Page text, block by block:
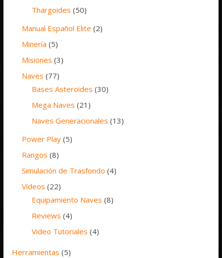
Thargoides (50)
Manual Español Elite (2)
Minería (5)
Misiones (3)
Naves (77)
Bases Asteroides (30)
Mega Naves (21)
Naves Generacionales (13)
Power Play (5)
Rangos (8)
Simulación de Trasfondo (4)
Vídeos (22)
Equipamiento Naves (8)
Reviews (4)
Video Tutoriales (4)
Herramientas (5)